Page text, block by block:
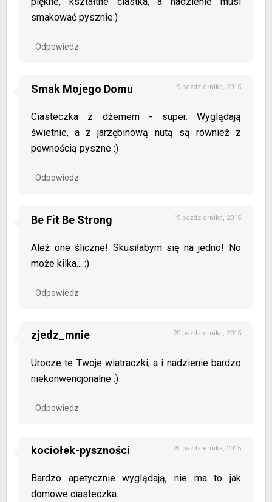
smakować pysznie:)
Odpowiedz
Smak Mojego Domu 19 października, 2015
Ciasteczka z dżemem - super. Wyglądają
świetnie, a z jarzębinową nutą są również z
pewnością pyszne :)
Odpowiedz
Be Fit Be Strong 19 października, 2015
Ależ one śliczne! Skusiłabym się na jedno! No
może kilka... :)
Odpowiedz
zjedz_mnie 20 października, 2015
Urocze te Twoje wiatraczki, a i nadzienie bardzo
niekonwencjonalne :)
Odpowiedz
kociołek-pyszności 20 października, 2015
Bardzo apetycznie wyglądają, nie ma to jak
domowe ciasteczka.